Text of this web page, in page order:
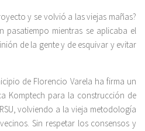
y se volvió a las viejas mañas?
mientras se aplicaba el
de la gente y de esquivar y evitar
de Florencio Varela ha firma un
Komptech para la construcción de
volviendo a la vieja metodología
Sin respetar los consensos y